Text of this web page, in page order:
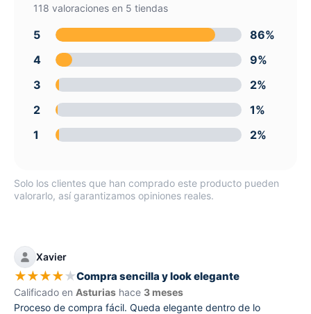
118 valoraciones en 5 tiendas
5
86%
4
9%
3
2%
2
1%
1
2%
Solo los clientes que han comprado este producto pueden
valorarlo, así garantizamos opiniones reales.
Xavier
★★★★★Compra sencilla y look elegante
Calificado en Asturias hace 3 meses
Proceso de compra fácil. Queda elegante dentro de lo